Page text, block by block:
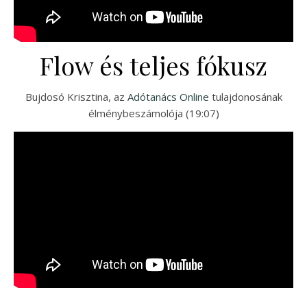
Flow és teljes fókusz
Bujdosó Krisztina, az Adótanács Online tulajdonosának
élménybeszámolója (19:07)